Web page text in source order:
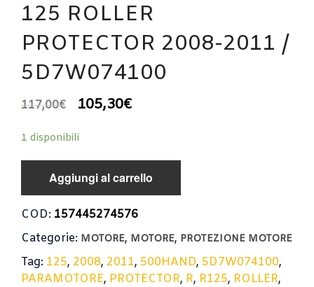
125 ROLLER
PROTECTOR 2008-2011 /
5D7W074100
117,00€ 105,30€
1 disponibili
Aggiungi al carrello
COD: 157445274576
Categorie: MOTORE, MOTORE, PROTEZIONE MOTORE
Tag: 125, 2008, 2011, 500HAND, 5D7W074100,
PARAMOTORE, PROTECTOR, R, R125, ROLLER,